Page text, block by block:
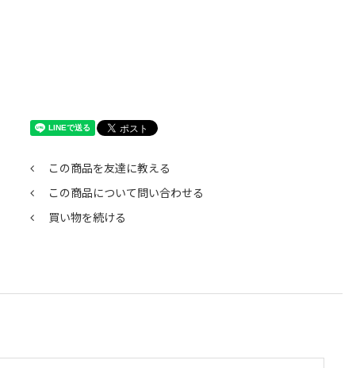
この商品を友達に教える
この商品について問い合わせる
買い物を続ける